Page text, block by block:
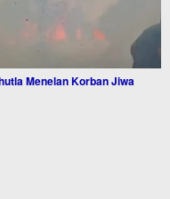
Menelan Korban Jiwa